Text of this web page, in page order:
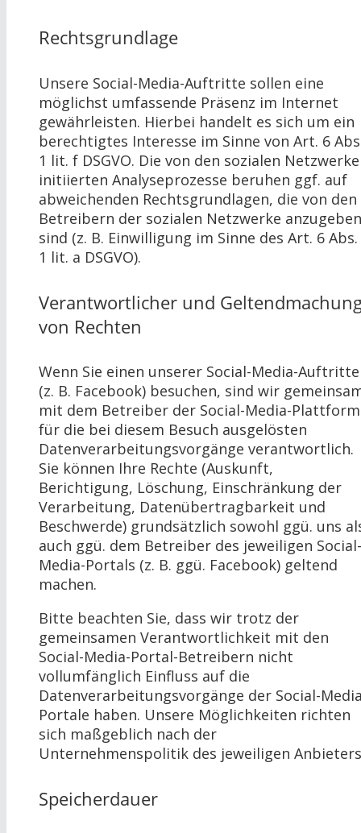
Rechtsgrundlage
Unsere Social-Media-Auftritte sollen eine
möglichst umfassende Präsenz im Internet
gewährleisten. Hierbei handelt es sich um ein
berechtigtes Interesse im Sinne von Art. 6
1 lit. f DSGVO. Die von den sozialen
initiierten Analyseprozesse beruhen ggf. auf
abweichenden Rechtsgrundlagen, die von den
Betreibern der sozialen Netzwerke anzugeben
sind (z. B. Einwilligung im Sinne des Art. 6 Abs.
1 lit. a DSGVO).
Verantwortlicher und
von Rechten
Wenn Sie einen unserer Social-Media-Auftritte
(z. B. Facebook) besuchen, sind wir
mit dem Betreiber der Social-Media-Plattform
für die bei diesem Besuch ausgelösten
Datenverarbeitungsvorgänge verantwortlich.
Sie können Ihre Rechte (Auskunft,
Berichtigung, Löschung, Einschränkung der
Verarbeitung, Datenübertragbarkeit und
Beschwerde) grundsätzlich sowohl ggü. uns
auch ggü. dem Betreiber des jeweiligen Social-
Media-Portals (z. B. ggü. Facebook) geltend
machen.
Bitte beachten Sie, dass wir trotz der
gemeinsamen Verantwortlichkeit mit den
Social-Media-Portal-Betreibern nicht
vollumfänglich Einfluss auf die
Datenverarbeitungsvorgänge der Social-
Portale haben. Unsere Möglichkeiten richten
sich maßgeblich nach der
Unternehmenspolitik des jeweiligen
Speicherdauer